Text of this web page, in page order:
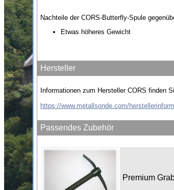
Nachteile der CORS-Butterfly-Spule
Etwas höheres Gewicht
Hersteller
Informationen zum Hersteller CORS finden
https://www.metallsonde.com/
Passendes Zubehör
Premium